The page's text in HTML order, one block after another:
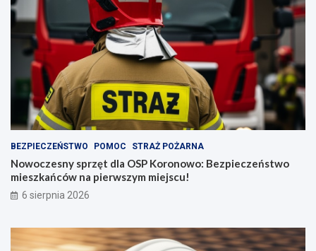
BEZPIECZEŃSTWO POMOC STRAŻ POŻARNA
Nowoczesny sprzęt dla OSP Koronowo: Bezpieczeństwo
mieszkańców na pierwszym miejscu!
6 sierpnia 2026